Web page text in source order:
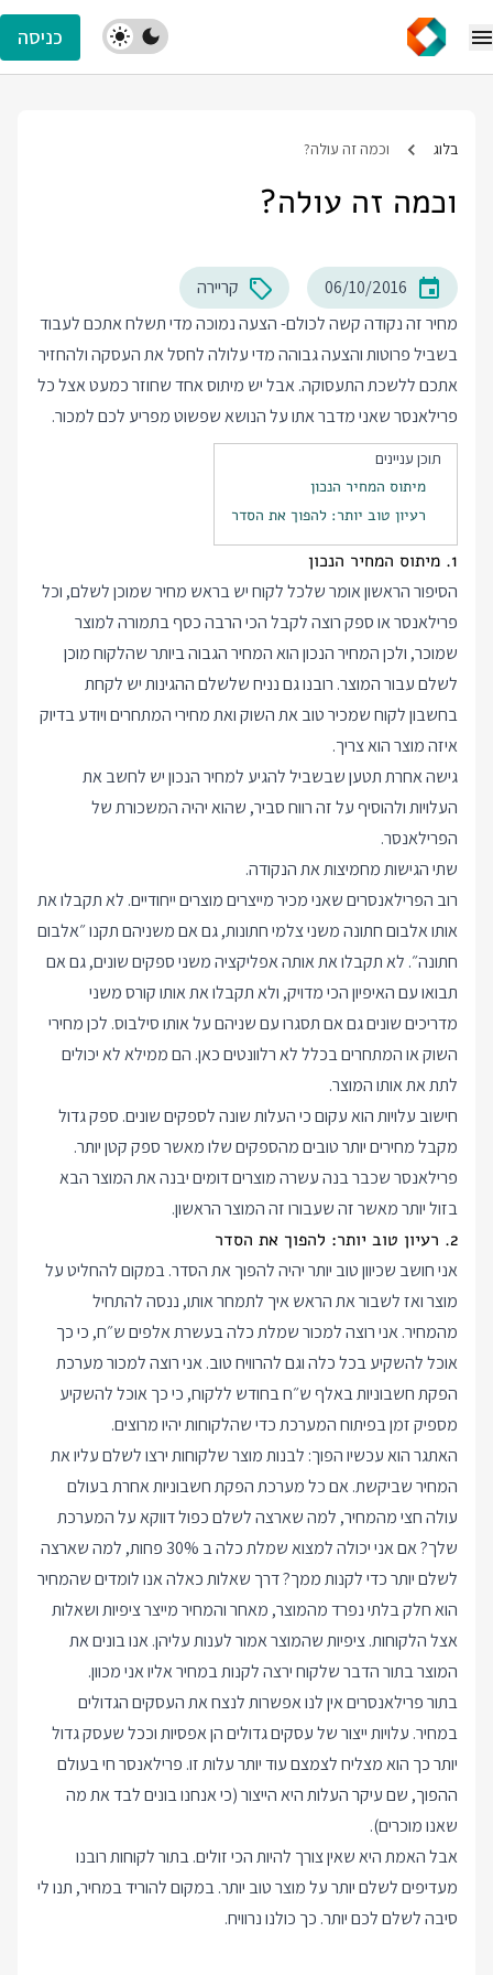
כניסה
בלוג וכמה זה עולה?
וכמה זה עולה?
06/10/2016
קריירה
מחיר זה נקודה קשה לכולם- הצעה נמוכה מדי תשלח אתכם לעבוד
בשביל פרוטות והצעה גבוהה מדי עלולה לחסל את העסקה ולהחזיר
אתכם ללשכת התעסוקה. אבל יש מיתוס אחד שחוזר כמעט אצל כל
פרילאנסר שאני מדבר אתו על הנושא שפשוט מפריע לכם למכור.
תוכן עניינים
מיתוס המחיר הנכון
רעיון טוב יותר: להפוך את הסדר
1. מיתוס המחיר הנכון
הסיפור הראשון אומר שלכל לקוח יש בראש מחיר שמוכן לשלם, וכל
פרילאנסר או ספק רוצה לקבל הכי הרבה כסף בתמורה למוצר
שמוכר, ולכן המחיר הנכון הוא המחיר הגבוה ביותר שהלקוח מוכן
לשלם עבור המוצר. רובנו גם נניח שלשלם ההגינות יש לקחת
בחשבון לקוח שמכיר טוב את השוק ואת מחירי המתחרים ויודע בדיוק
איזה מוצר הוא צריך.
גישה אחרת תטען שבשביל להגיע למחיר הנכון יש לחשב את
העלויות ולהוסיף על זה רווח סביר, שהוא יהיה המשכורת של
הפרילאנסר.
שתי הגישות מחמיצות את הנקודה.
רוב הפרילאנסרים שאני מכיר מייצרים מוצרים ייחודיים. לא תקבלו את
אותו אלבום חתונה משני צלמי חתונות, גם אם משניהם תקנו ״אלבום
חתונה״. לא תקבלו את אותה אפליקציה משני ספקים שונים, גם אם
תבואו עם האיפיון הכי מדויק, ולא תקבלו את אותו קורס משני
מדריכים שונים גם אם תסגרו עם שניהם על אותו סילבוס. לכן מחירי
השוק או המתחרים בכלל לא רלוונטים כאן. הם ממילא לא יכולים
לתת את אותו המוצר.
חישוב עלויות הוא עקום כי העלות שונה לספקים שונים. ספק גדול
מקבל מחירים יותר טובים מהספקים שלו מאשר ספק קטן יותר.
פרילאנסר שכבר בנה עשרה מוצרים דומים יבנה את המוצר הבא
בזול יותר מאשר זה שעבורו זה המוצר הראשון.
2. רעיון טוב יותר: להפוך את הסדר
אני חושב שכיוון טוב יותר יהיה להפוך את הסדר. במקום להחליט על
מוצר ואז לשבור את הראש איך לתמחר אותו, ננסה להתחיל
מהמחיר. אני רוצה למכור שמלת כלה בעשרת אלפים ש״ח, כי כך
אוכל להשקיע בכל כלה וגם להרוויח טוב. אני רוצה למכור מערכת
הפקת חשבוניות באלף ש״ח בחודש ללקוח, כי כך אוכל להשקיע
מספיק זמן בפיתוח המערכת כדי שהלקוחות יהיו מרוצים.
האתגר הוא עכשיו הפוך: לבנות מוצר שלקוחות ירצו לשלם עליו את
המחיר שביקשת. אם כל מערכת הפקת חשבוניות אחרת בעולם
עולה חצי מהמחיר, למה שארצה לשלם כפול דווקא על המערכת
שלך? אם אני יכולה למצוא שמלת כלה ב 30% פחות, למה שארצה
לשלם יותר כדי לקנות ממך? דרך שאלות כאלה אנו לומדים שהמחיר
הוא חלק בלתי נפרד מהמוצר, מאחר והמחיר מייצר ציפיות ושאלות
אצל הלקוחות. ציפיות שהמוצר אמור לענות עליהן. אנו בונים את
המוצר בתור הדבר שלקוח ירצה לקנות במחיר אליו אני מכוון.
בתור פרילאנסרים אין לנו אפשרות לנצח את העסקים הגדולים
במחיר. עלויות ייצור של עסקים גדולים הן אפסיות וככל שעסק גדול
יותר כך הוא מצליח לצמצם עוד יותר עלות זו. פרילאנסר חי בעולם
ההפוך, שם עיקר העלות היא הייצור (כי אנחנו בונים לבד את מה
שאנו מוכרים).
אבל האמת היא שאין צורך להיות הכי זולים. בתור לקוחות רובנו
מעדיפים לשלם יותר על מוצר טוב יותר. במקום להוריד במחיר, תנו לי
סיבה לשלם לכם יותר. כך כולנו נרוויח.